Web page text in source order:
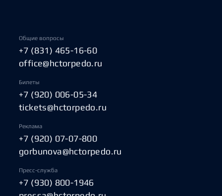
Общие вопросы
+7 (831) 465-16-60
office@hctorpedo.ru
Билеты
+7 (920) 006-05-34
tickets@hctorpedo.ru
Реклама
+7 (920) 07-07-800
gorbunova@hctorpedo.ru
Пресс-служба
+7 (930) 800-1946